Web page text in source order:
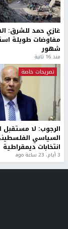
غازي حمد للشرق:
مفاوضات طويلة
شهور
منذ 16 ثانية
تصريحات خاصة
الرجوب: لا مستقبل
السياسي
انتخابات ديمقراطية
3 أيام، 23 ساعة ago